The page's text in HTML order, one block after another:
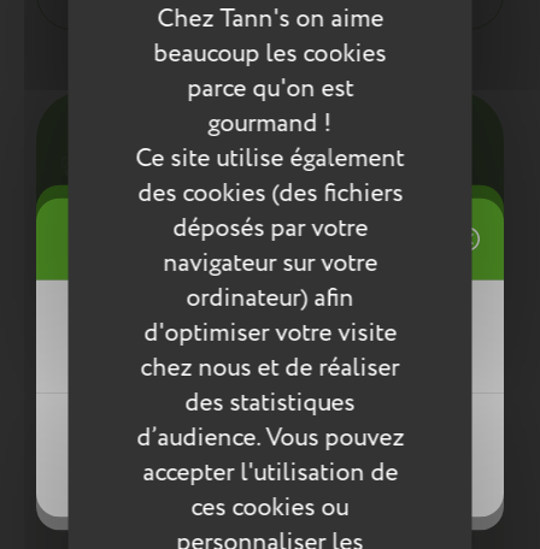
Chez Tann's on aime
beaucoup les cookies
parce qu'on est
gourmand !
Ce site utilise également
des cookies (des fichiers
déposés par votre
navigateur sur votre
ordinateur) afin
d'optimiser votre visite
chez nous et de réaliser
des statistiques
d’audience. Vous pouvez
accepter l'utilisation de
ces cookies ou
Entretien
Pour l’entretien de nos produits, nous vous
conseillons d’utiliser un chiffon humide ou une
éponge légèrement humidifiée à l'eau
savonneuse. N’utilisez pas de produits agressifs
qui risqueraient de détériorer le produit.
Compléter la collection
Mes listes d'envies
Créer une nouvelle liste
((title))
((cancelText))
((createText))
Connexion
Vous devez être connecté pour ajouter
des produits à votre liste d'envies.
((cancelText))
((loginText))